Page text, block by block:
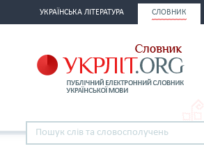
УКРАЇНСЬКА ЛІТЕРАТУРА СЛОВНИК